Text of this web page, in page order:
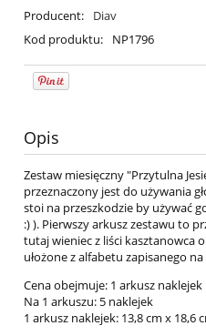
Producent:
Diav
Kod produktu:
NP1796
Opis
Zestaw miesięczny "Przytulna
przeznaczony jest do używania
stoi na przeszkodzie by używać
:) ). Pierwszy arkusz zestawu to
tutaj wieniec z liści kasztanowca
ułożone z alfabetu zapisanego
Cena obejmuje: 1 arkusz naklejek
Na 1 arkuszu: 5 naklejek
1 arkusz naklejek: 13,8 cm x 18,6